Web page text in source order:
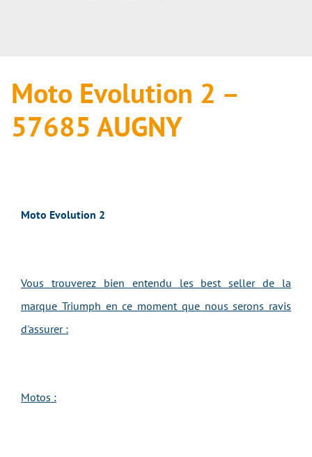
Moto Evolution 2 –
57685 AUGNY
Moto Evolution 2
Vous trouverez bien entendu les best seller de la
marque Triumph en ce moment que nous serons ravis
d'assurer :
Motos :